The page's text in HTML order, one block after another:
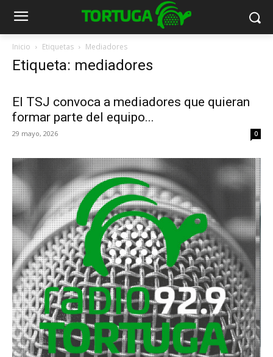
Inicio Etiquetas Mediadores
Etiqueta: mediadores
El TSJ convoca a mediadores que quieran
formar parte del equipo...
29 mayo, 2026 0